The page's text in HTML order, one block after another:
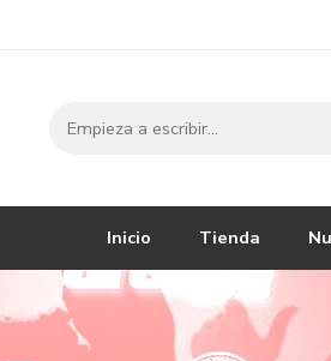
Inicio Tienda